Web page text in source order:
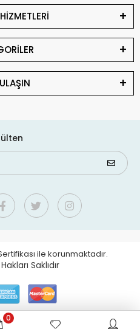
ile korunmaktadır.
Saklıdır
0